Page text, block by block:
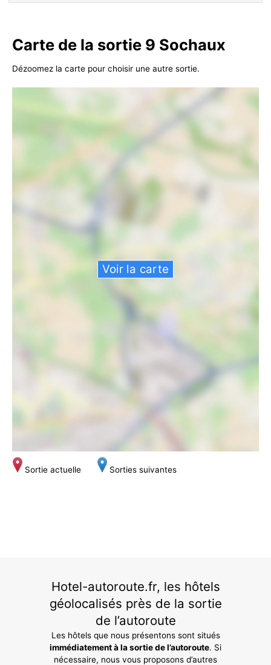
Carte de la sortie 9 Sochaux
Dézoomez la carte pour choisir une autre sortie.
Voir la carte
Sortie actuelle Sorties suivantes
Hotel-autoroute.fr, les hôtels
géolocalisés près de la sortie
de l’autoroute
Les hôtels que nous présentons sont situés
immédiatement à la sortie de l’autoroute. Si
nécessaire, nous vous proposons d’autres